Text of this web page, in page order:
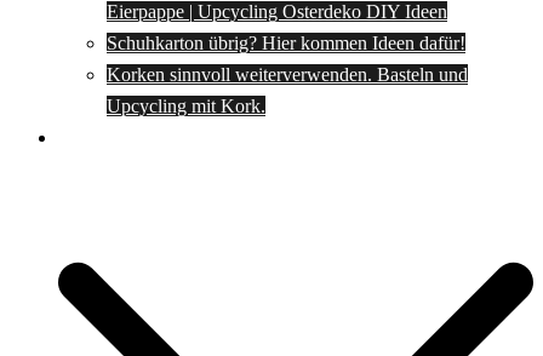
Eierpappe | Upcycling Osterdeko DIY Ideen
Schuhkarton übrig? Hier kommen Ideen dafür!
Korken sinnvoll weiterverwenden. Basteln und
Upcycling mit Kork.